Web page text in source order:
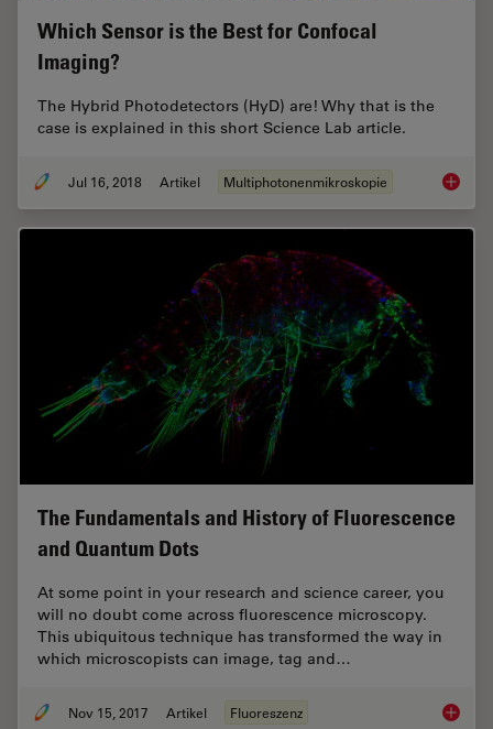
Which Sensor is the Best for Confocal
Imaging?
The Hybrid Photodetectors (HyD) are! Why that is the
case is explained in this short Science Lab article.
Jul 16, 2018 Artikel Multiphotonenmikroskopie Which
The Fundamentals and History of Fluorescence
and Quantum Dots
At some point in your research and science career, you
will no doubt come across fluorescence microscopy.
This ubiquitous technique has transformed the way in
which microscopists can image, tag and…
Nov 15, 2017 Artikel Fluoreszenz The